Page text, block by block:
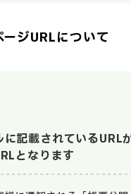
ジURLについて
記載されているURL
となります